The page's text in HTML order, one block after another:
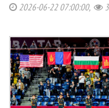
2026-06-22 07:00:00,